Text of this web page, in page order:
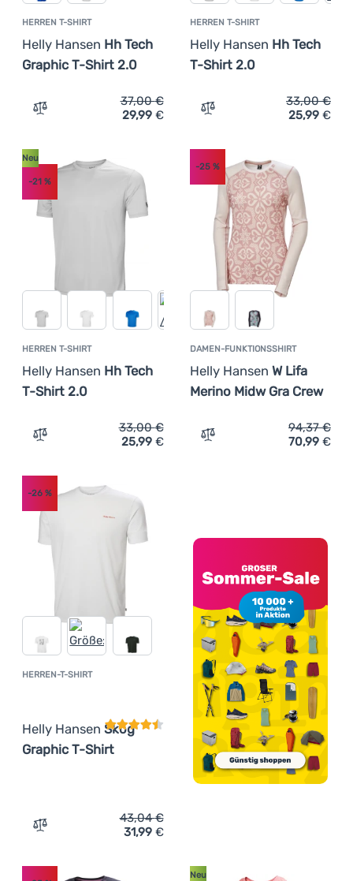
HERREN T-SHIRT
Helly Hansen Hh Tech
Graphic T-Shirt 2.0
Zum Vergleich 'Herren T-Shirt Helly Hansen Hh Tech
37,00€
29,99 €
HERREN T-SHIRT
Helly Hansen Hh Tech
T-Shirt 2.0
Zum Vergleich 'Herren T-
33,00€
25,99 €
HERREN T-SHIRT
Helly Hansen Hh Tech
T-Shirt 2.0
Neu
-21 %
Zum Vergleich 'Herren T-Shirt Helly Hansen Hh Tech T-
33,00€
25,99 €
DAMEN-FUNKTIONSSHIRT
Helly Hansen W Lifa
Merino Midw Gra Crew
-25%
Zum Vergleich 'Damen-
94,37€
70,99 €
HERREN-T-SHIRT
Helly Hansen Skog
Graphic T-Shirt
Kundenbewertung
-26 %
Zum Vergleich 'Herren-T-Shirt Helly Hansen Skog
43,04€
31,99 €
Neu